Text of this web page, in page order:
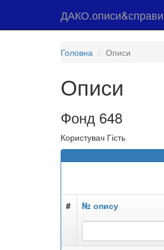
ДАКО.описи&справи
Головна Описи
Описи
Фонд 648
Користувач Гість
# № опису